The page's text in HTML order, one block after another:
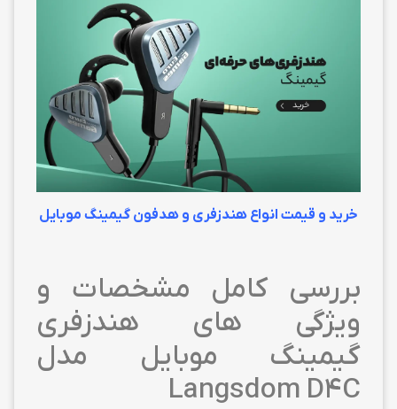
خرید و قیمت انواع هندزفری و هدفون گیمینگ موبایل
بررسی کامل مشخصات و
ویژگی های هندزفری
گیمینگ موبایل مدل
Langsdom D4C